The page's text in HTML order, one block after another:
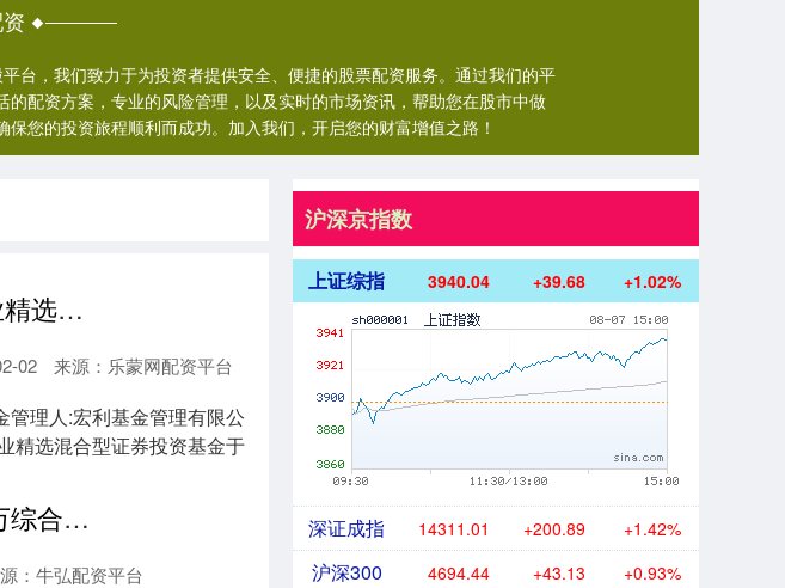
台，我们致力于为投资者提供安全、便捷的股票配资服务。通过我们的平
配资方案，专业的风险管理，以及实时的市场资讯，帮助您在股市中做
您的投资旅程顺利而成功。加入我们，开启您的财富增值之路！
金点策略 宏利行业精选混合A,宏利行业精选混合C: 宏利行业精选混合型证券投资基金更新招募说明书
02 来源：乐蒙网配资平台
理人:宏利基金管理有限公
精选混合型证券投资基金于
金点策略 达实智能为孙公司提供1000万综合授信担保
：牛弘配资平台
沪深京指数
上证综指 3940.04 +39.68 +1.02%
深证成指 14311.01 +200.89 +1.42%
沪深300 4694.44 +43.13 +0.93%